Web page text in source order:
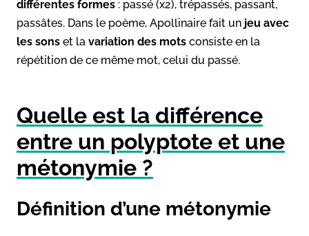
différentes formes : passé (x2), trépassés, passant,
passâtes. Dans le poème, Apollinaire fait un jeu avec
les sons et la variation des mots consiste en la
répétition de ce même mot, celui du passé.
Quelle est la différence
entre un polyptote et une
métonymie ?
Définition d’une métonymie